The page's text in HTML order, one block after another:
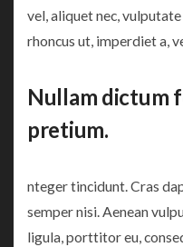
vel, aliquet nec,
rhoncus ut, imperdiet a,
Nullam dictum
pretium.
nteger tincidunt. Cras
semper nisi. Aenean
ligula, porttitor eu,